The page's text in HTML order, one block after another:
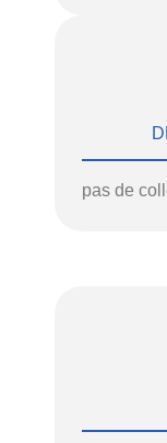
pas de